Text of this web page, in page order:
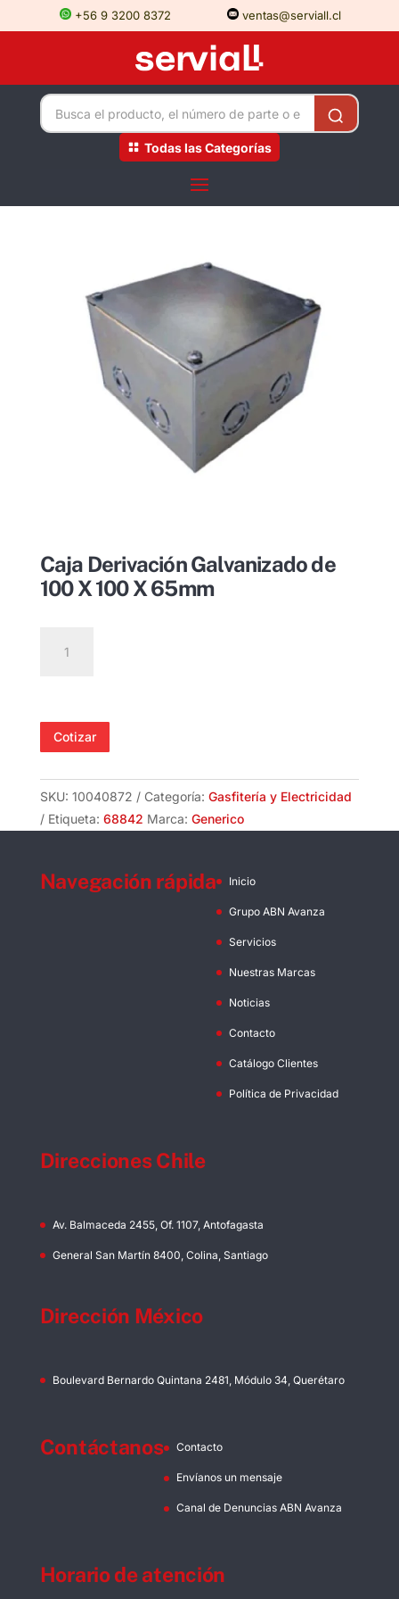
+56 9 3200 8372 ventas@serviall.cl
Todas las Categorías
Caja Derivación Galvanizado de
100 X 100 X 65mm
Derivación
100
X
X
65mm
Cotizar
SKU: 10040872 Categoría: Gasfitería y Electricidad
Etiqueta: 68842 Marca: Generico
Navegación rápida Inicio
Grupo ABN Avanza
Servicios
Nuestras Marcas
Noticias
Contacto
Catálogo Clientes
Política de Privacidad
Direcciones Chile
Av. Balmaceda 2455, Of. 1107, Antofagasta
General San Martín 8400, Colina, Santiago
Dirección México
Boulevard Bernardo Quintana 2481, Módulo 34, Querétaro
Contáctanos Contacto
Envíanos un mensaje
Canal de Denuncias ABN Avanza
Horario de atención